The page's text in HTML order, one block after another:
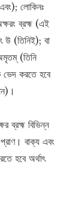
লোকিনঃ
ব্রহ্ম (এই
উ (তিনিই); বা
(তিনি
ভেদ করতে হবে
ব্রহ্ম বিভিন্ন
বাক্য এবং
হবে অর্থাৎ